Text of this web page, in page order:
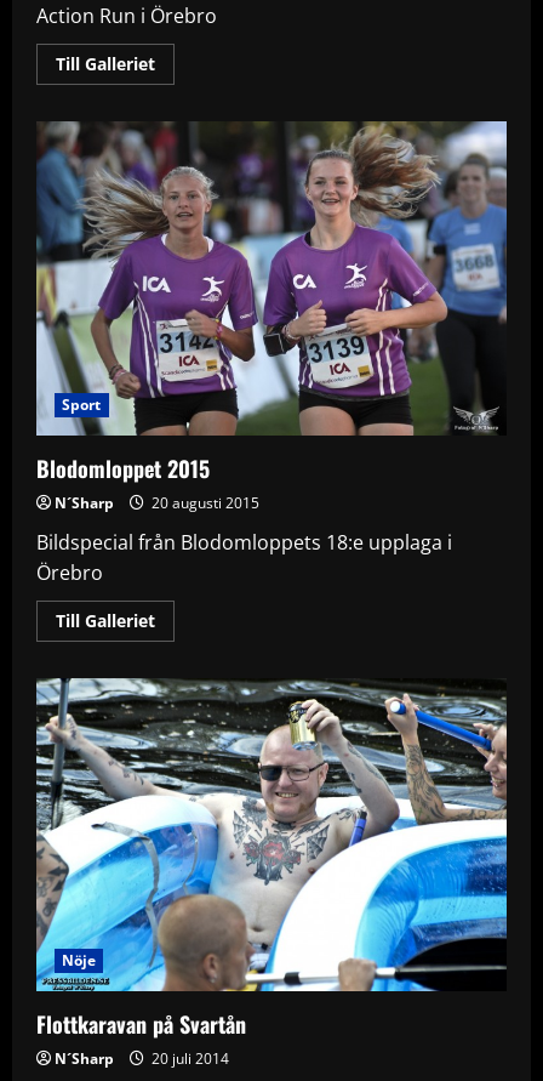
Action Run i Örebro
Till GallerietRead
more
Sport
Blodomloppet 2015
N´Sharp 20 augusti 2015
Bildspecial från Blodomloppets 18:e upplaga i
Örebro
Till GallerietRead
more
2015
Nöje
Flottkaravan på Svartån
N´Sharp 20 juli 2014